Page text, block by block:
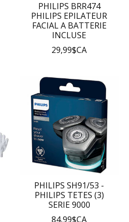
PHILIPS BRR474
PHILIPS EPILATEUR
FACIAL A BATTERIE
INCLUSE
29,99$CA
PHILIPS SH91/53 -
PHILIPS TETES (3)
SERIE 9000
84,99$CA